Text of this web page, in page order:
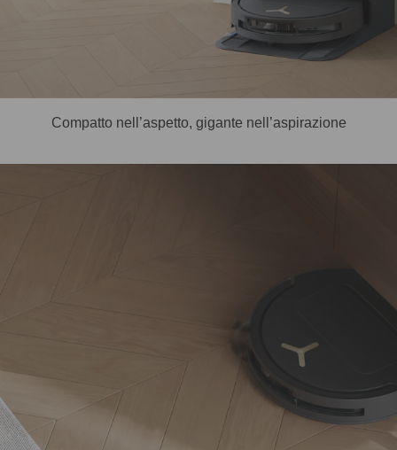
Compatto nell’aspetto, gigante nell’aspirazione